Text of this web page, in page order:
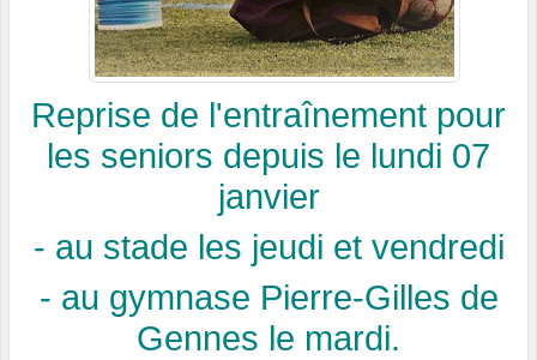
Reprise de l'entraînement pour
les seniors depuis le lundi 07
janvier
- au stade les jeudi et vendredi
- au gymnase Pierre-Gilles de
Gennes le mardi.